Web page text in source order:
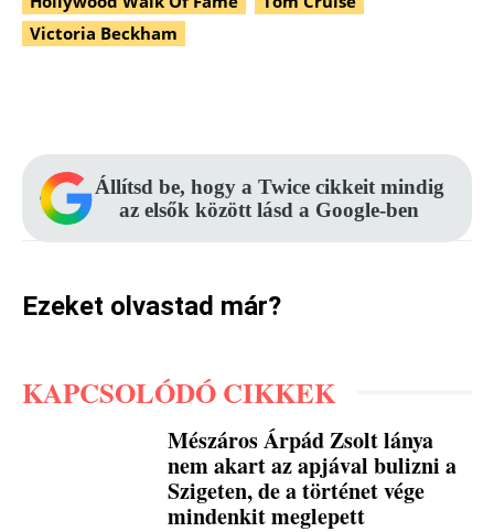
Victoria Beckham
Állítsd be, hogy a Twice cikkeit mindig
az elsők között lásd a Google-ben
Ezeket olvastad már?
KAPCSOLÓDÓ CIKKEK
Mészáros Árpád Zsolt lánya
nem akart az apjával bulizni a
Szigeten, de a történet vége
mindenkit meglepett